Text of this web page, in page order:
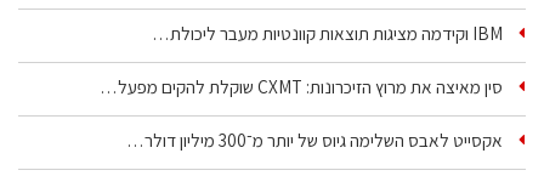
IBM וקידמה מציגות תוצאות קוונטיות מעבר ליכולת…
סין מאיצה את מרוץ הזיכרונות: CXMT שוקלת להקים מפעל…
אקסייט לאבס השלימה גיוס של יותר מ־300 מיליון דולר…